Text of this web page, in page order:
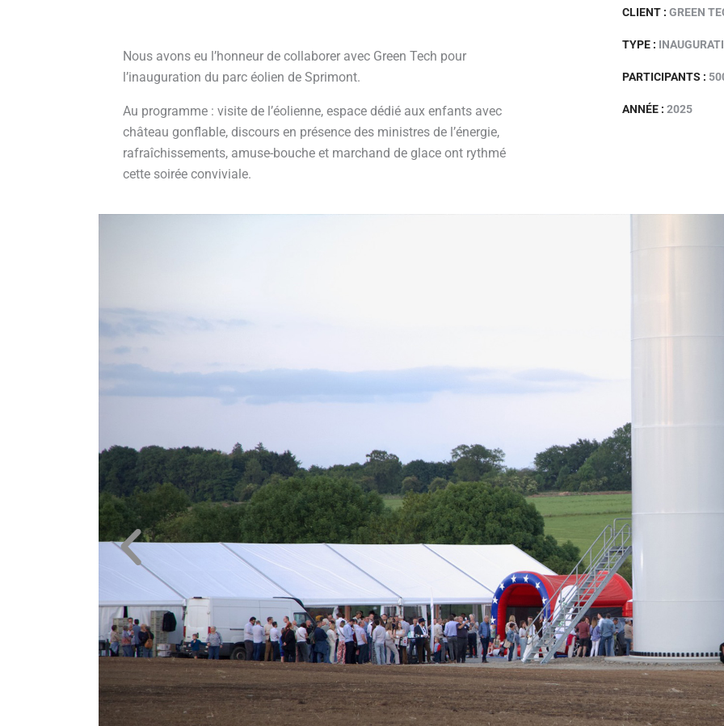
Nous avons eu l’honneur de collaborer avec Green Tech pour
l’inauguration du parc éolien de Sprimont.
Au programme : visite de l’éolienne, espace dédié aux enfants avec
château gonflable, discours en présence des ministres de l’énergie,
rafraîchissements, amuse-bouche et marchand de glace ont rythmé
cette soirée conviviale.
CLIENT :GREEN
TYPE :
PARTICIPANTS :
ANNÉE : 2025